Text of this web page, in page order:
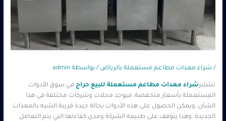
/ شراء معدات مطاعم مستعملة بالرياض / بواسطة admin
تنتشرشراء معدات مطاعم مستعملة للبيع حراج في سوق الأدوات
المستعملة بأسعار منخفضة، فيوجد محلات وشركات مختلفة في هذا
الشأن، ويمكن الحصول على هذه الأدوات بحالة جيدة قريبة الشبه بالمعدات
الجديدة، وهذا يتوقف على طبيعة الشركة ومدى كفاءتها التي يتم التعامل